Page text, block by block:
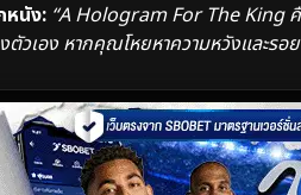
หนัง: “A Hologram For The King คื
ตัวเอง หากคุณโหยหาความหวังและ